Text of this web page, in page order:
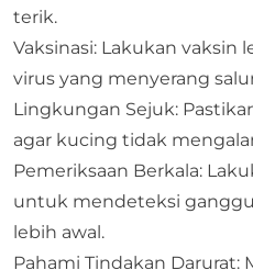
terik.
Vaksinasi: Lakukan
virus yang menyerang
Lingkungan Sejuk:
agar kucing tidak
Pemeriksaan Berkala:
untuk mendeteksi
lebih awal.
Pahami Tindakan Darurat: